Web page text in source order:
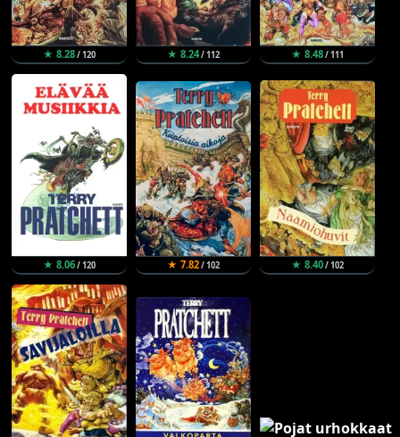
★ 8.28/ 120 ★ 8.24/ 112 ★ 8.48/ 111
★ 8.06/ 120 ★ 7.82/ 102 ★ 8.40/ 102